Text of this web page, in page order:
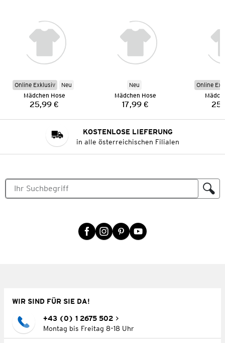
Online Exklusiv
Neu
Mädchen Hose
Preis:
25,99 €
Neu
Mädchen Hose
Preis:
17,99 €
Online
KOSTENLOSE LIEFERUNG
in alle österreichischen Filialen
WIR SIND FÜR SIE DA!
+43 (0) 1 2675 502
Montag bis Freitag 8–18 Uhr